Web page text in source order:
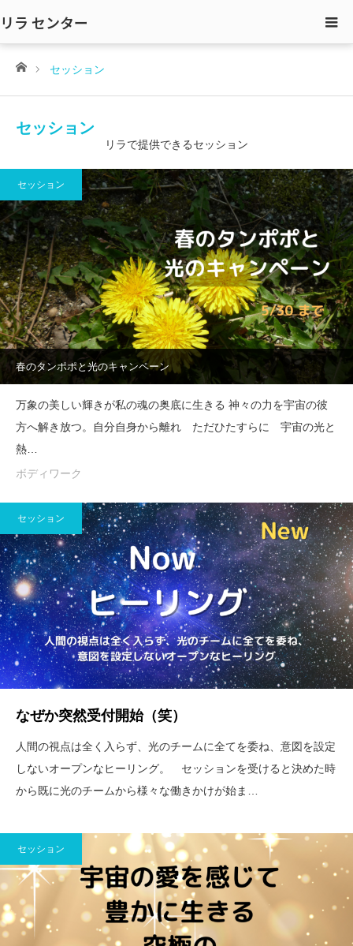
リラ センター
ホームセッション
セッション
リラで提供できるセッション
セッション
春のタンポポと光のキャンペーン
万象の美しい輝きが私の魂の奥底に生きる 神々の力を宇宙の彼
方へ解き放つ。自分自身から離れ ただひたすらに 宇宙の光と
熱…
ボディワーク
セッション
なぜか突然受付開始（笑）
人間の視点は全く入らず、光のチームに全てを委ね、意図を設定
しないオープンなヒーリング。 セッションを受けると決めた時
から既に光のチームから様々な働きかけが始ま…
セッション